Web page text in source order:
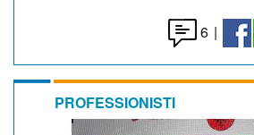
6 |
PROFESSIONISTI